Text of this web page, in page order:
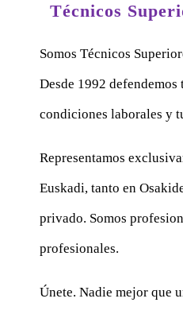
Técnicos
Somos Técnicos
Desde 1992 defendemos
condiciones laborales y
Representamos
Euskadi, tanto en
privado. Somos
profesionales.
Únete. Nadie mejor que